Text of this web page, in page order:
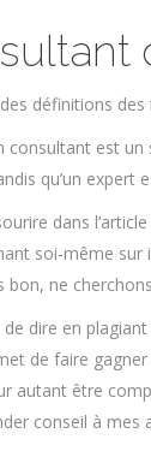
des définitions
consultant est
qu’un expert
dans
soi-même
bon, ne
de dire en
de faire
autant être
conseil à